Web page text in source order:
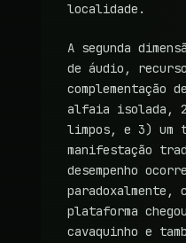
localidade.
A segunda
de áudio,
alfaia isolada,
limpos, e 3) um
manifestação
desempenho
plataforma
cavaquinho e